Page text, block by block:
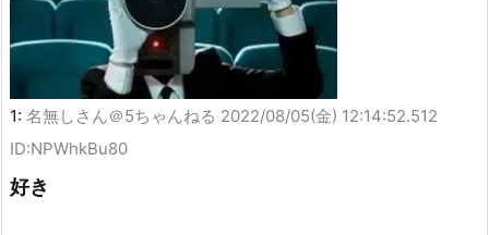
1: 名無しさん＠5ちゃんねる 2022/08/05(金) 12:14:52.512
ID:NPWhkBu80
好き